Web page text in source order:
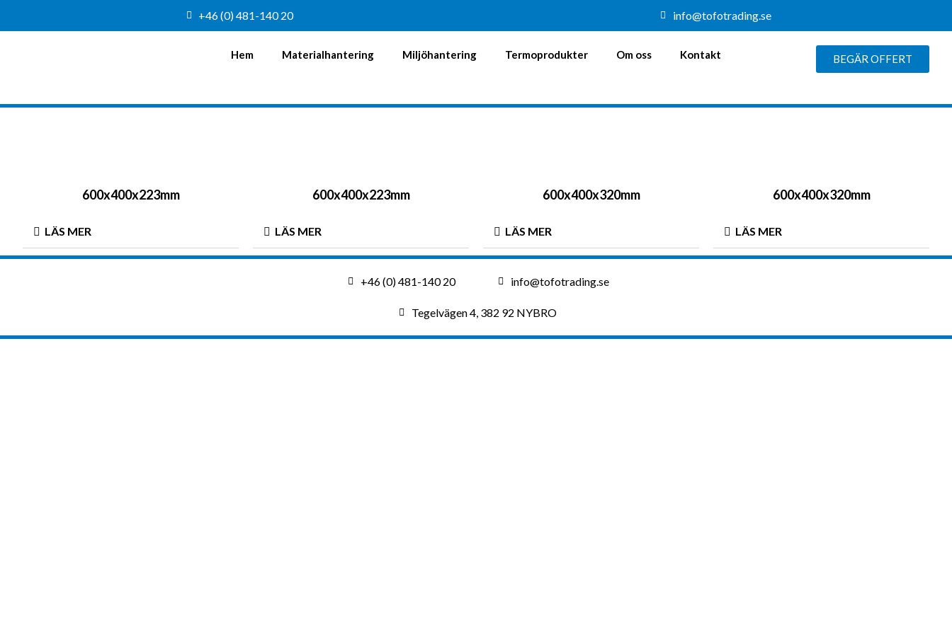
+46 (0) 481-140 20 info@tofotrading.se
Hem Materialhantering Miljöhantering Termoprodukter Om oss Kontakt BEGÄR OFFERT
600x400x223mm 600x400x223mm 600x400x320mm 600x400x320mm
LÄS MER LÄS MER LÄS MER LÄS MER
+46 (0) 481-140 20 info@tofotrading.se
Tegelvägen 4, 382 92 NYBRO